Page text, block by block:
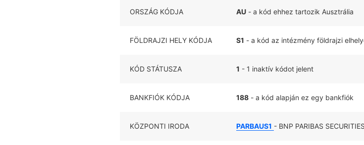
ORSZÁG KÓDJA AU - a kód ehhez tartozik Ausztrália
FÖLDRAJZI HELY KÓDJA S1 - a kód az intézmény földrajzi
KÓD STÁTUSZA 1 - 1 inaktív kódot jelent
BANKFIÓK KÓDJA 188 - a kód alapján ez egy bankfiók
KÖZPONTI IRODA PARBAUS1 - BNP PARIBAS